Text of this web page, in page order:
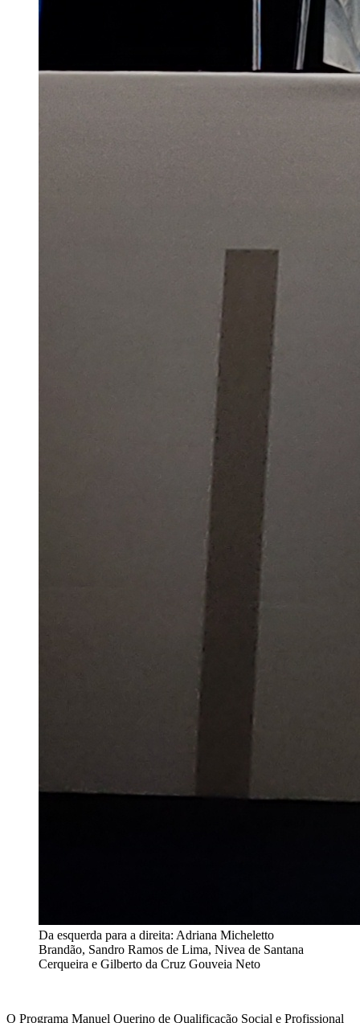
Da esquerda para a direita: Adriana Micheletto
Brandão, Sandro Ramos de Lima, Nivea de Santana
Cerqueira e Gilberto da Cruz Gouveia Neto
O Programa Manuel Querino de Qualificação Social e Profissional